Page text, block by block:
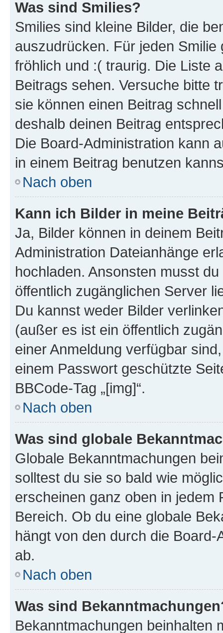
Was sind Smilies?
Smilies sind kleine Bilder, die
auszudrücken. Für jeden
fröhlich und :( traurig. Die Liste
Beitrags sehen. Versuche bitte
sie können einen Beitrag
deshalb deinen Beitrag
Die Board-Administration kann
in einem Beitrag benutzen
Nach oben
Kann ich Bilder in meine
Ja, Bilder können in deinem
Administration Dateianhänge
hochladen. Ansonsten musst
öffentlich zugänglichen Server
Du kannst weder Bilder
(außer es ist ein öffentlich
einer Anmeldung verfügbar
einem Passwort geschützte
BBCode-Tag „[img]“.
Nach oben
Was sind globale
Globale Bekanntmachungen
solltest du sie so bald wie
erscheinen ganz oben in jedem
Bereich. Ob du eine globale
hängt von den durch die
ab.
Nach oben
Was sind
Bekanntmachungen beinhalten